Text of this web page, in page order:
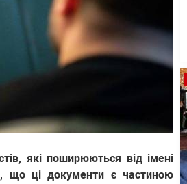
які поширюються від імені
що ці документи є частиною